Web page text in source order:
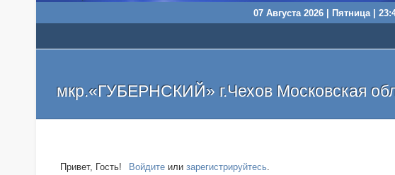
07 Августа 2026 | Пятница |
мкр.«ГУБЕРНСКИЙ» г.Чехов Московская
Привет, Гость! Войдите илизарегистрируйтесь.